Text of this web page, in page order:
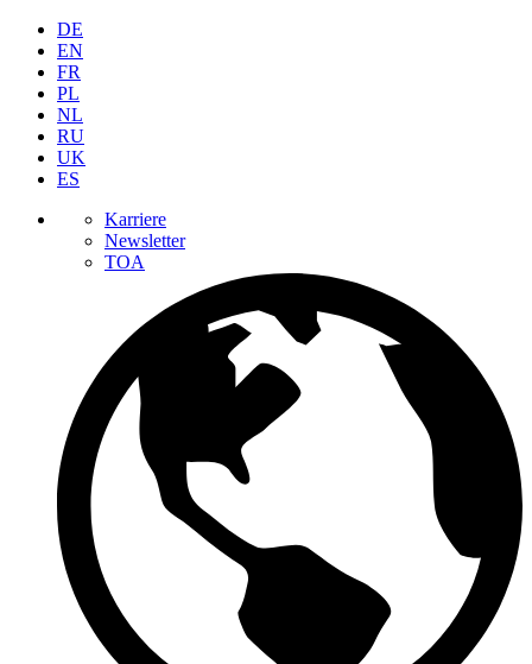
DE
EN
FR
PL
NL
RU
UK
ES
Karriere
Newsletter
TOA